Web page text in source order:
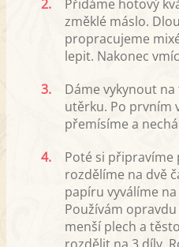
2.
Přidáme hotový
změklé máslo.
propracujeme
lepit. Nakonec
3.
Dáme vykynout
utěrku. Po prvním
přemísíme a
4.
Poté si připravíme
rozdělíme na dvě
papíru vyválíme
Používám
menší plech a